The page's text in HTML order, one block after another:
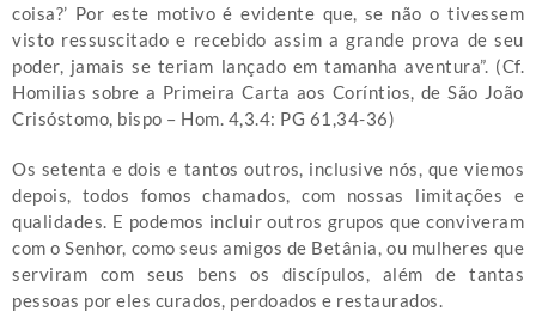
coisa?’ Por este motivo é evidente que, se não o tivessem
visto ressuscitado e recebido assim a grande prova de seu
poder, jamais se teriam lançado em tamanha aventura”. (Cf.
Homilias sobre a Primeira Carta aos Coríntios, de São João
Crisóstomo, bispo – Hom. 4,3.4: PG 61,34-36)
Os setenta e dois e tantos outros, inclusive nós, que viemos
depois, todos fomos chamados, com nossas limitações e
qualidades. E podemos incluir outros grupos que conviveram
com o Senhor, como seus amigos de Betânia, ou mulheres que
serviram com seus bens os discípulos, além de tantas
pessoas por eles curados, perdoados e restaurados.